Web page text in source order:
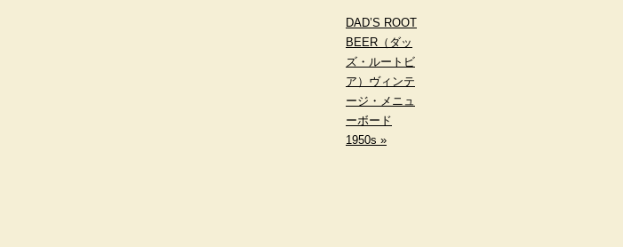
DAD’S ROOT
BEER（ダッ
ズ・ルートビ
ア）ヴィンテ
ージ・メニュ
ーボード
1950s »